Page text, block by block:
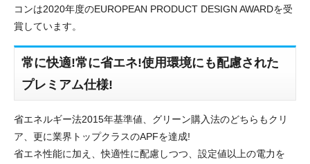
コンは2020年度のEUROPEAN PRODUCT DESIGN AWARDを受
賞しています。
常に快適!常に省エネ!使用環境にも配慮された
プレミアム仕様!
省エネルギー法2015年基準値、グリーン購入法のどちらもクリ
ア、更に業界トップクラスのAPFを達成!
省エネ性能に加え、快適性に配慮しつつ、設定値以上の電力を